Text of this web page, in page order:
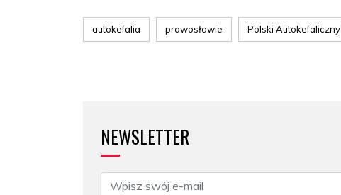
autokefalia prawosławie Polski
NEWSLETTER